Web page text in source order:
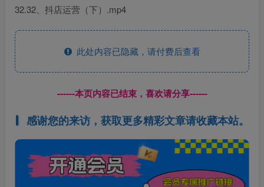
32.32、抖店运营（下）.mp4
此处内容已隐藏，请付费后查看
------本页内容已结束，喜欢请分享------
感谢您的来访，获取更多精彩文章请收藏本站。